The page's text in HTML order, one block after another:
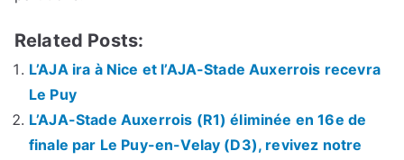
Related Posts:
L’AJA ira à Nice et l’AJA-Stade Auxerrois recevra
Le Puy
L’AJA-Stade Auxerrois (R1) éliminée en 16e de
finale par Le Puy-en-Velay (D3), revivez notre